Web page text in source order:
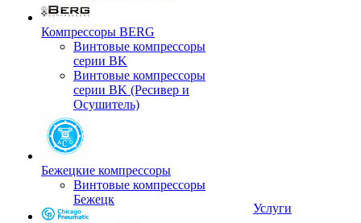
Компрессоры BERG
Винтовые компрессоры
серии BK
Винтовые компрессоры
серии BK (Ресивер и
Осушитель)
Бежецкие компрессоры
Винтовые компрессоры
Бежецк
Услуги